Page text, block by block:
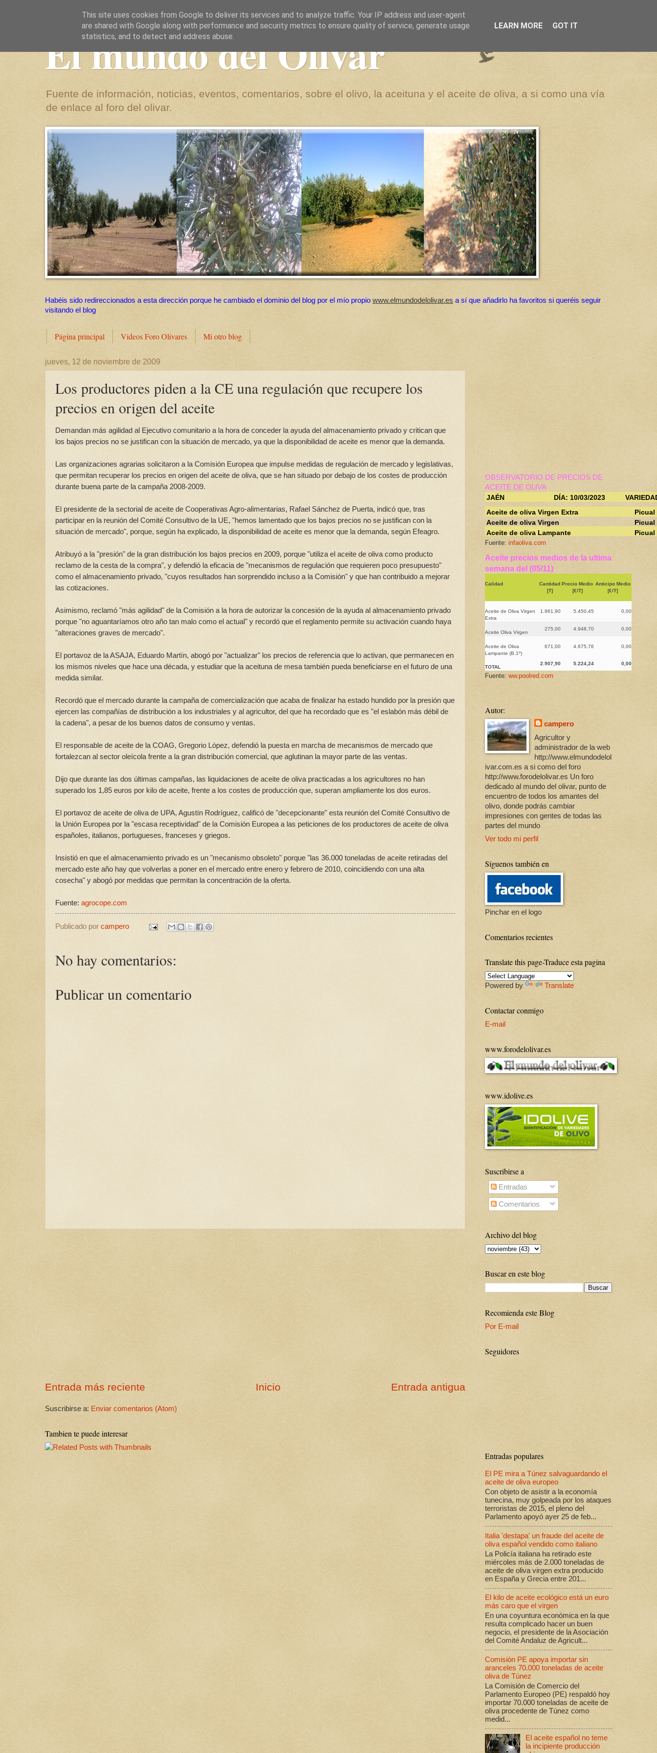
El mundo del Olivar
Fuente de información, noticias, eventos, comentarios, sobre el olivo, la aceituna y el aceite de oliva, a si como una vía
de enlace al foro del olivar.
Habéis sido redireccionados a esta dirección porque he cambiado el dominio del blog por el mío propio www.elmundodelolivar.es a sí que añadirlo ha favoritos si queréis seguir
visitando el blog
Página principal Videos Foro Olivares Mi otro blog
jueves, 12 de noviembre de 2009
Los productores piden a la CE una regulación que recupere los
precios en origen del aceite
Demandan más agilidad al Ejecutivo comunitario a la hora de conceder la ayuda del almacenamiento privado y critican que
los bajos precios no se justifican con la situación de mercado, ya que la disponibilidad de aceite es menor que la demanda.
Las organizaciones agrarias solicitaron a la Comisión Europea que impulse medidas de regulación de mercado y legislativas,
que permitan recuperar los precios en origen del aceite de oliva, que se han situado por debajo de los costes de producción
durante buena parte de la campaña 2008-2009.
El presidente de la sectorial de aceite de Cooperativas Agro-alimentarias, Rafael Sánchez de Puerta, indicó que, tras
participar en la reunión del Comité Consultivo de la UE, "hemos lamentado que los bajos precios no se justifican con la
situación de mercado", porque, según ha explicado, la disponibilidad de aceite es menor que la demanda, según Efeagro.
Atribuyó a la "presión" de la gran distribución los bajos precios en 2009, porque "utiliza el aceite de oliva como producto
reclamo de la cesta de la compra", y defendió la eficacia de "mecanismos de regulación que requieren poco presupuesto"
como el almacenamiento privado, "cuyos resultados han sorprendido incluso a la Comisión" y que han contribuido a mejorar
las cotizaciones.
Asimismo, reclamó "más agilidad" de la Comisión a la hora de autorizar la concesión de la ayuda al almacenamiento privado
porque "no aguantaríamos otro año tan malo como el actual" y recordó que el reglamento permite su activación cuando haya
"alteraciones graves de mercado".
El portavoz de la ASAJA, Eduardo Martín, abogó por "actualizar" los precios de referencia que lo activan, que permanecen en
los mismos niveles que hace una década, y estudiar que la aceituna de mesa también pueda beneficiarse en el futuro de una
medida similar.
Recordó que el mercado durante la campaña de comercialización que acaba de finalizar ha estado hundido por la presión que
ejercen las compañías de distribución a los industriales y al agricultor, del que ha recordado que es "el eslabón más débil de
la cadena", a pesar de los buenos datos de consumo y ventas.
El responsable de aceite de la COAG, Gregorio López, defendió la puesta en marcha de mecanismos de mercado que
fortalezcan al sector oleícola frente a la gran distribución comercial, que aglutinan la mayor parte de las ventas.
Dijo que durante las dos últimas campañas, las liquidaciones de aceite de oliva practicadas a los agricultores no han
superado los 1,85 euros por kilo de aceite, frente a los costes de producción que, superan ampliamente los dos euros.
El portavoz de aceite de oliva de UPA, Agustín Rodríguez, calificó de "decepcionante" esta reunión del Comité Consultivo de
la Unión Europea por la "escasa receptividad" de la Comisión Europea a las peticiones de los productores de aceite de oliva
españoles, italianos, portugueses, franceses y griegos.
Insistió en que el almacenamiento privado es un "mecanismo obsoleto" porque "las 36.000 toneladas de aceite retiradas del
mercado este año hay que volverlas a poner en el mercado entre enero y febrero de 2010, coincidiendo con una alta
cosecha" y abogó por medidas que permitan la concentración de la oferta.
Fuente: agrocope.com
Publicado por campero
No hay comentarios:
Publicar un comentario
Entrada más reciente Entrada antigua
Inicio
Suscribirse a: Enviar comentarios (Atom)
Tambien te puede interesar
OBSERVATORIO DE PRECIOS DE
ACEITE DE OLIVA
JAÉN
DÍA: 10/03/2023
Aceite de oliva Virgen Extra
Picual
Aceite de oliva Virgen
Picual
Aceite de oliva Lampante
Picual
Fuente: infaoliva.com
Aceite precios medios de la ultima
semana del (05/11)
Calidad
Cantidad
[T]
Precio Medio
[€/T]
Anticipo Medio
[€/T]
Aceite de Oliva Virgen
Extra
1.961,90 5.450,45 0,00
Aceite Oliva Virgen
275,00 4.948,70 0,00
Aceite de Oliva
Lampante (B.1º)
671,00 4.675,76 0,00
TOTAL
2.907,90 5.224,24 0,00
Fuente: ww.poolred.com
Autor:
campero
Agricultor y
administrador de la web
http://www.elmundodelol
ivar.com.es a si como del foro
http://www.forodelolivar.es Un foro
dedicado al mundo del olivar, punto de
encuentro de todos los amantes del
olivo, donde podrás cambiar
impresiones con gentes de todas las
partes del mundo
Ver todo mi perfil
Síguenos también en
Pinchar en el logo
Comentarios recientes
Translate this page-Traduce esta pagina
Powered by Translate
Contactar conmigo
E-mail
www.forodelolivar.es
www.idolive.es
Suscribirse a
Entradas
Comentarios
Archivo del blog
Buscar en este blog
Recomienda este Blog
Por E-mail
Seguidores
Entradas populares
El PE mira a Túnez salvaguardando el
aceite de oliva europeo
Con objeto de asistir a la economía
tunecina, muy golpeada por los ataques
terroristas de 2015, el pleno del
Parlamento apoyó ayer 25 de feb...
Italia 'destapa' un fraude del aceite de
oliva español vendido como italiano
La Policía italiana ha retirado este
miércoles más de 2.000 toneladas de
aceite de oliva virgen extra producido
en España y Grecia entre 201...
El kilo de aceite ecológico está un euro
más caro que el virgen
En una coyuntura económica en la que
resulta complicado hacer un buen
negocio, el presidente de la Asociación
del Comité Andaluz de Agricult...
Comisión PE apoya importar sin
aranceles 70.000 toneladas de aceite
oliva de Túnez
La Comisión de Comercio del
Parlamento Europeo (PE) respaldó hoy
importar 70.000 toneladas de aceite de
oliva procedente de Túnez como
medid...
El aceite español no teme
la incipiente producción
This site uses cookies from Google to deliver its services and to analyze traffic. Your IP address and user-agent
are shared with Google along with performance and security metrics to ensure quality of service, generate usage
statistics, and to detect and address abuse.
LEARN MORE GOT IT